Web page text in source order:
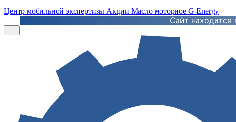
Центр мобильной экспертизы Акции Масло моторное G-Energy
Сайт находится